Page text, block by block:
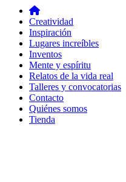
Creatividad
Inspiración
Lugares increíbles
Inventos
Mente y espíritu
Relatos de la vida real
Talleres y convocatorias
Contacto
Quiénes somos
Tienda